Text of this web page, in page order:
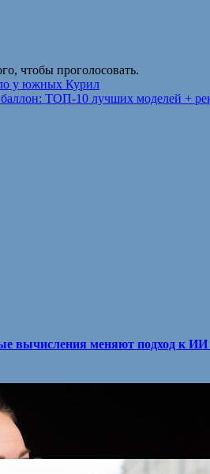
чтобы проголосовать.
у южных Курил
баллон: ТОП-10 лучших моделей +
вычисления меняют подход к ИИ